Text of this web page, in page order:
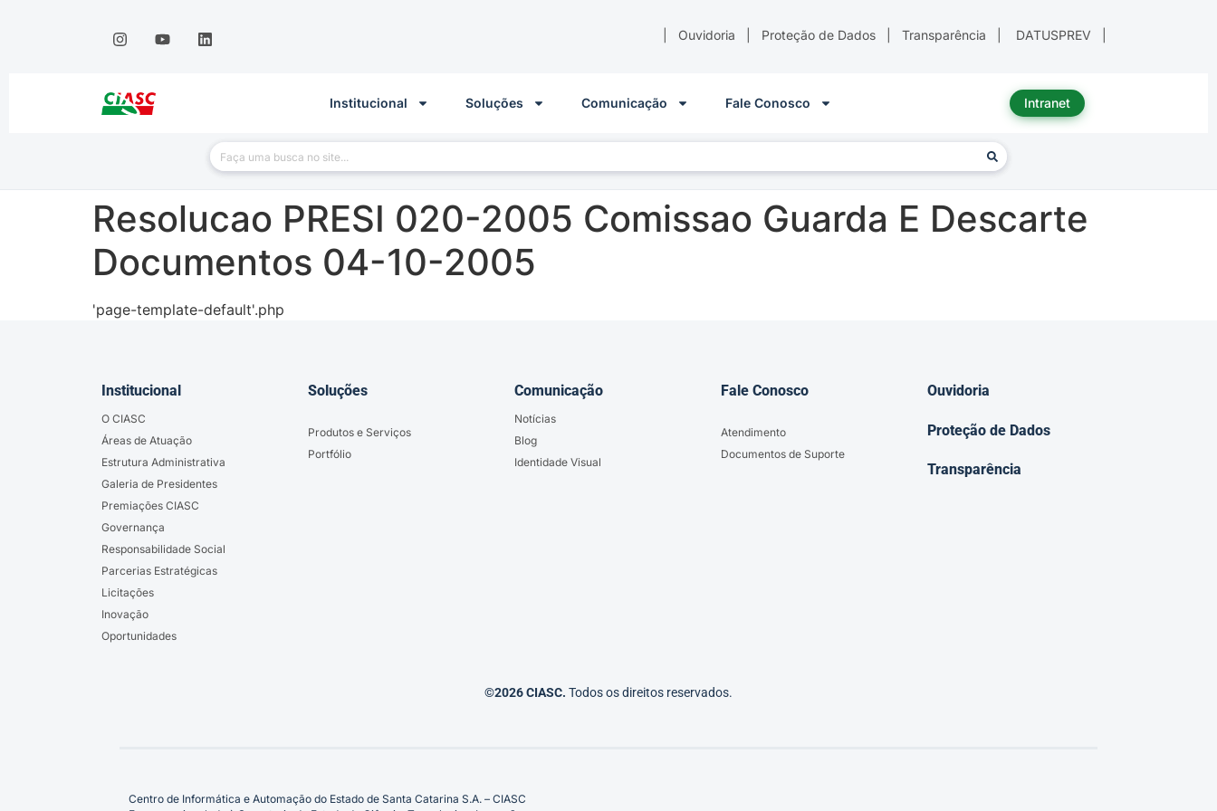
Ouvidoria Proteção de Dados Transparência DATUSPREV
Institucional Soluções Comunicação Fale Conosco Intranet
Resolucao PRESI 020-2005 Comissao Guarda E Descarte
Documentos 04-10-2005
'page-template-default'.php
Institucional
O CIASC
Áreas de Atuação
Estrutura Administrativa
Galeria de Presidentes
Premiações CIASC
Governança
Responsabilidade Social
Parcerias Estratégicas
Licitações
Inovação
Oportunidades
Soluções
Produtos e Serviços
Portfólio
Comunicação
Notícias
Blog
Identidade Visual
Fale Conosco
Atendimento
Documentos de Suporte
Ouvidoria
Proteção de Dados
Transparência
©2026 CIASC. Todos os direitos reservados.
Centro de Informática e Automação do Estado de Santa Catarina S.A. – CIASC